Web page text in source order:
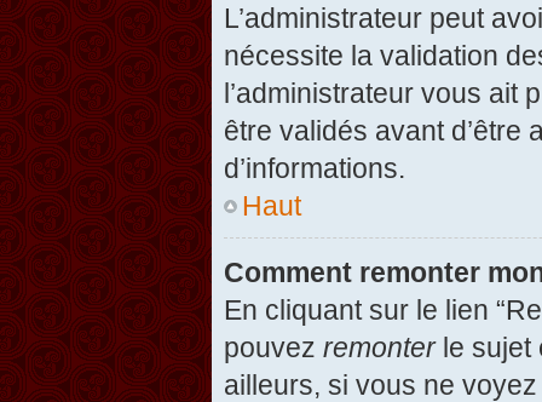
L’administrateur peut
nécessite la validation
l’administrateur vous ait
être validés avant d’être
d’informations.
Haut
Comment remonter
En cliquant sur le lien
pouvez remonterle sujet
ailleurs, si vous ne